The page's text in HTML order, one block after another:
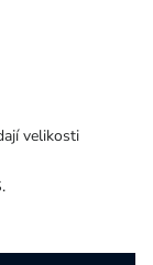
velikosti